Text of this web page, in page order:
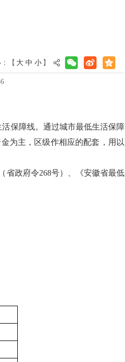
【 大 中 小 】
保障线。通过城市最低生活保障
为主，区级作相应的配套，用以
省政府令268号）、《安徽省最低